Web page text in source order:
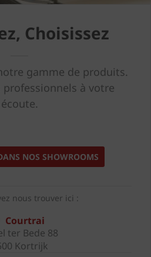
Choisissez
gamme de produits.
professionnels à votre
écoute.
NOS SHOWROOMS
nous trouver ici :
Courtrai
ter Bede 88
Kortrijk